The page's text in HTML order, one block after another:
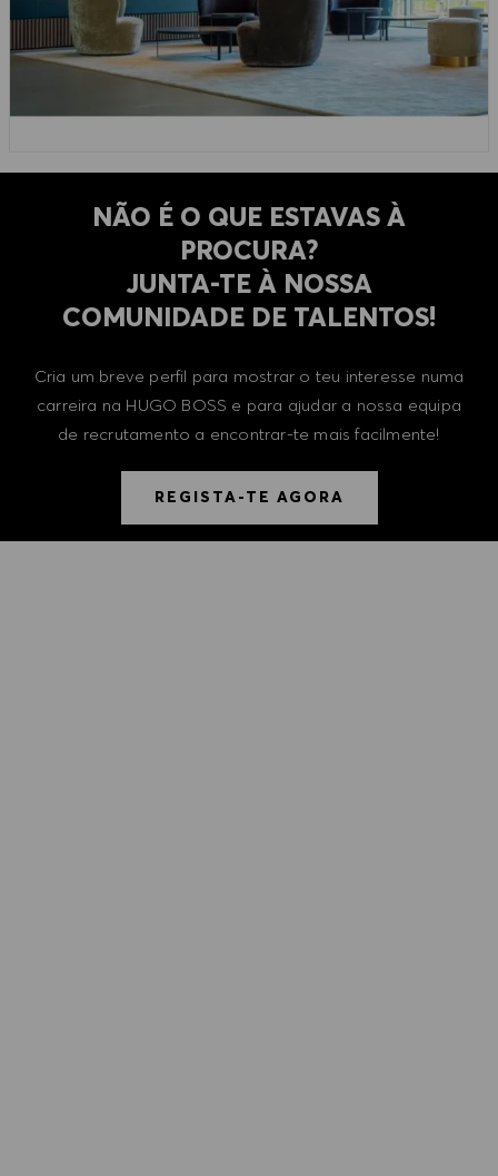
NÃO É O QUE ESTAVAS À
PROCURA?
​​​​​​​JUNTA-TE À NOSSA
COMUNIDADE DE TALENTOS!
Cria um breve perfil para mostrar o teu interesse numa
carreira na HUGO BOSS e para ajudar a nossa equipa
de recrutamento a encontrar-te mais facilmente!
REGISTA-TE AGORA